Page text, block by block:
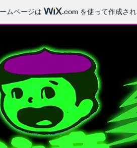
ムページは .com を使って作成さ